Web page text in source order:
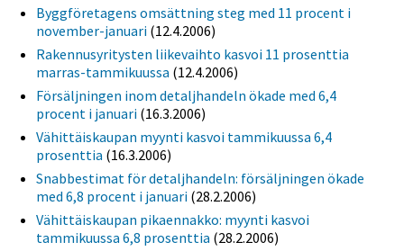
Byggföretagens omsättning steg med 11 procent i
november-januari (12.4.2006)
Rakennusyritysten liikevaihto kasvoi 11 prosenttia
marras-tammikuussa (12.4.2006)
Försäljningen inom detaljhandeln ökade med 6,4
procent i januari (16.3.2006)
Vähittäiskaupan myynti kasvoi tammikuussa 6,4
prosenttia (16.3.2006)
Snabbestimat för detaljhandeln: försäljningen ökade
med 6,8 procent i januari (28.2.2006)
Vähittäiskaupan pikaennakko: myynti kasvoi
tammikuussa 6,8 prosenttia (28.2.2006)